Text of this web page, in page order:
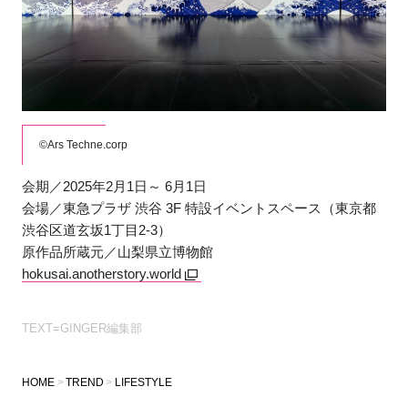
©Ars Techne.corp
会期／2025年2月1日～ 6月1日
会場／東急プラザ 渋谷 3F 特設イベントスペース（東京都
渋谷区道玄坂1丁目2-3）
原作品所蔵元／山梨県立博物館
hokusai.anotherstory.world
TEXT=GINGER編集部
HOME TREND LIFESTYLE